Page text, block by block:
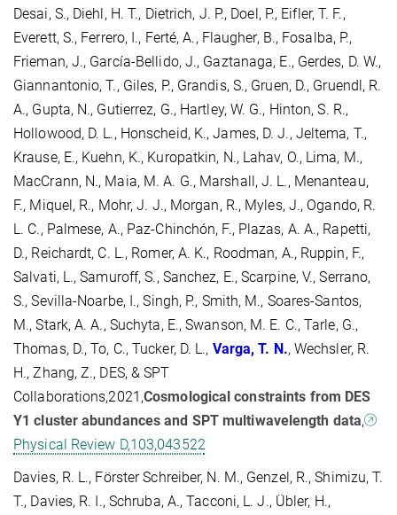
Desai, S., Diehl, H. T., Dietrich, J. P., Doel, P., Eifler, T. F.,
Everett, S., Ferrero, I., Ferté, A., Flaugher, B., Fosalba, P.,
Frieman, J., García-Bellido, J., Gaztanaga, E., Gerdes, D. W.,
Giannantonio, T., Giles, P., Grandis, S., Gruen, D., Gruendl, R.
A., Gupta, N., Gutierrez, G., Hartley, W. G., Hinton, S. R.,
Hollowood, D. L., Honscheid, K., James, D. J., Jeltema, T.,
Krause, E., Kuehn, K., Kuropatkin, N., Lahav, O., Lima, M.,
MacCrann, N., Maia, M. A. G., Marshall, J. L., Menanteau,
F., Miquel, R., Mohr, J. J., Morgan, R., Myles, J., Ogando, R.
L. C., Palmese, A., Paz-Chinchón, F., Plazas, A. A., Rapetti,
D., Reichardt, C. L., Romer, A. K., Roodman, A., Ruppin, F.,
Salvati, L., Samuroff, S., Sanchez, E., Scarpine, V., Serrano,
S., Sevilla-Noarbe, I., Singh, P., Smith, M., Soares-Santos,
M., Stark, A. A., Suchyta, E., Swanson, M. E. C., Tarle, G.,
Thomas, D., To, C., Tucker, D. L., Varga, T. N., Wechsler, R.
H., Zhang, Z., DES, & SPT
Collaborations,2021,Cosmological constraints from DES
Y1 cluster abundances and SPT multiwavelength data,
Physical Review D,103,043522
Davies, R. L., Förster Schreiber, N. M., Genzel, R., Shimizu, T.
T., Davies, R. I., Schruba, A., Tacconi, L. J., Übler, H.,